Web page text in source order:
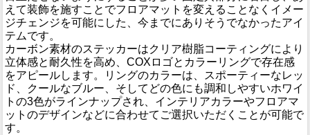
えて装飾を施すことでフロアマットを変えることなくイメー
ジチェンジを可能にした、今までにありそうでなかったアイ
テムです。
カーボン素材のステッカーはクリア樹脂コーティングにより
立体感と耐久性を高め、COXロゴとカラーリングで存在感
をアピールします。リングのカラーは、スポーティーなレッ
ド、クールなブルー、そしてどの色にも調和しやすいホワイ
トの3色がラインナップされ、インテリアカラーやフロアマ
ットのデザインなどに合わせてご選択いただくことが可能で
す。